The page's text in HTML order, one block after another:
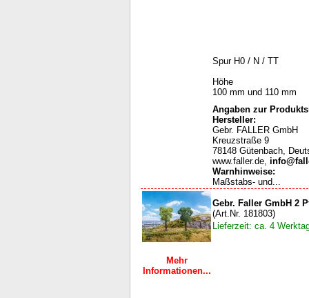
Spur H0 / N / TT
Höhe
100 mm und 110 mm
Angaben zur
Hersteller:
Gebr. FALLER GmbH
Kreuzstraße 9
78148 Gütenbach,
www.faller.de,
Warnhinweise:
Maßstabs- und...
Mehr
Informationen...
Gebr. Faller GmbH 2
(Art.Nr. 181803)
Lieferzeit: ca. 4